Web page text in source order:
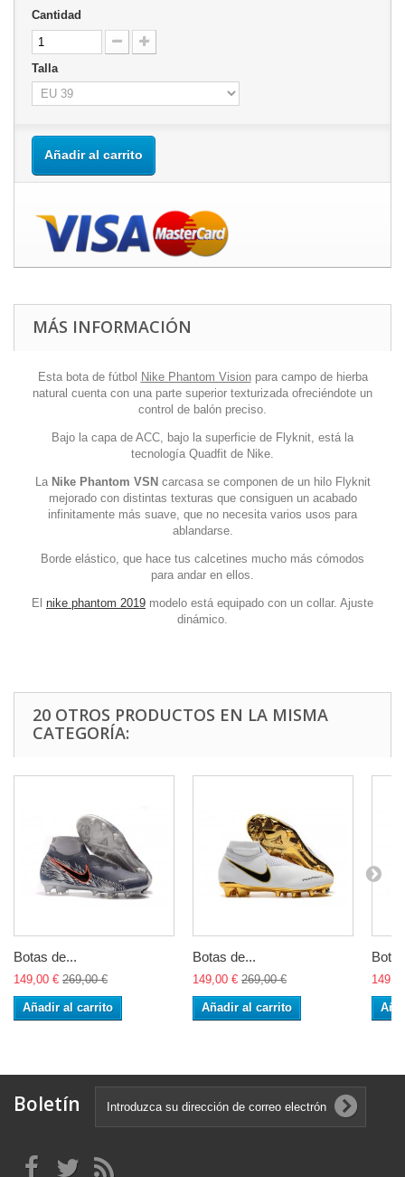
Cantidad
Talla
Añadir al carrito
MÁS INFORMACIÓN
Esta bota de fútbol Nike Phantom Visionpara campo de hierba
natural cuenta con una parte superior texturizada ofreciéndote un
control de balón preciso.
Bajo la capa de ACC, bajo la superficie de Flyknit, está la
tecnología Quadfit de Nike.
La Nike Phantom VSN carcasa se componen de un hilo Flyknit
mejorado con distintas texturas que consiguen un acabado
infinitamente más suave, que no necesita varios usos para
ablandarse.
Borde elástico, que hace tus calcetines mucho más cómodos
para andar en ellos.
El nike phantom 2019 modelo está equipado con un collar. Ajuste
dinámico.
20 OTROS PRODUCTOS EN LA MISMA
CATEGORÍA:
Botas de...
149,00 € 269,00 €
Añadir al carrito
Botas de...
149,00 € 269,00 €
Añadir al carrito
Boletín